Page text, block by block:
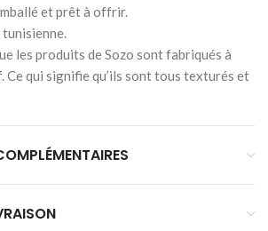
et prêt à offrir.
les produits de Sozo sont fabriqués à
Ce qui signifie qu’ils sont tous texturés et